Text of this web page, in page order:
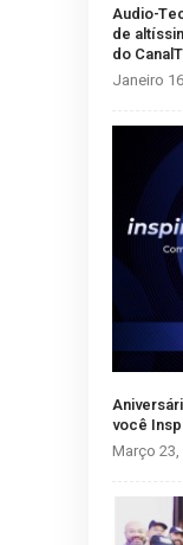
Audio-
de
do
Janeiro
você
Março 23,